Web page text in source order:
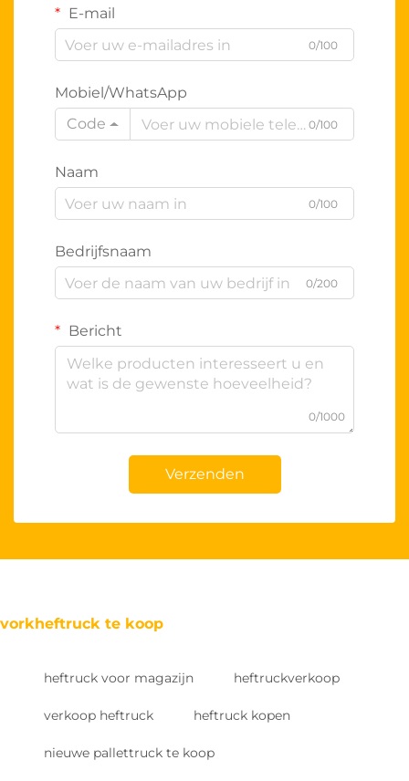
E-mail
0/100
Mobiel/WhatsApp
Code
0/100
Naam
0/100
Bedrijfsnaam
0/200
Bericht
0/1000
Verzenden
vorkheftruck te koop
heftruck voor magazijn heftruckverkoop
verkoop heftruck heftruck kopen
nieuwe pallettruck te koop